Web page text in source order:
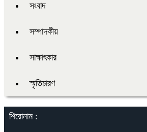
সংবাদ
সম্পাদকীয়
সাক্ষাৎকার
স্মৃতিচারণ
শিরোনাম :